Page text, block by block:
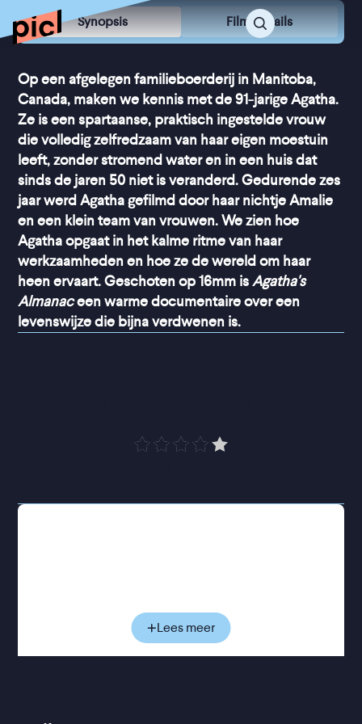
Synopsis Film Details
Op een afgelegen familieboerderij in Manitoba,
Canada, maken we kennis met de 91-jarige Agatha.
Ze is een spartaanse, praktisch ingestelde vrouw
die volledig zelfredzaam van haar eigen moestuin
leeft, zonder stromend water en in een huis dat
sinds de jaren 50 niet is veranderd. Gedurende zes
jaar werd Agatha gefilmd door haar nichtje Amalie
en een klein team van vrouwen. We zien hoe
Agatha opgaat in het kalme ritme van haar
werkzaamheden en hoe ze de wereld om haar
heen ervaart. Geschoten op 16mm isAgatha's
Almanaceen warme documentaire over een
levenswijze die bijna verdwenen is.
Geleidelijk neemt Amalie ons mee in Agatha's bijna
de quilts die ze maakt, haar vindingrijkheid en de
keuzes die haar gevormd hebben. Over hoe
sommige zaden al generaties meegaan en een
Lees meer